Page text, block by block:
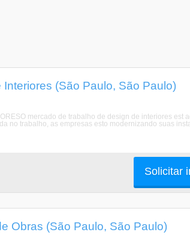
(São Paulo, São Paulo)
mercado de trabalho de design de interiores est
no trabalho, as empresas esto modernizando suas
Solicitar
Obras (São Paulo, São Paulo)